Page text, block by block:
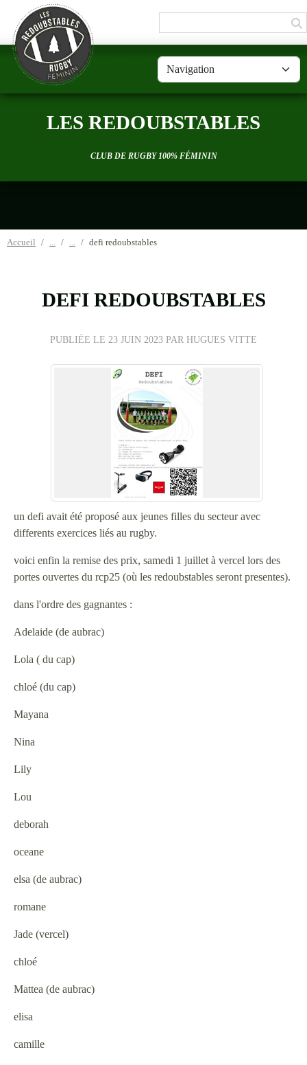
LES REDOUBSTABLES
CLUB DE RUGBY 100% FÉMININ
Accueil defi redoubstables
DEFI REDOUBSTABLES
PUBLIÉE LE 23 JUIN 2023 PAR HUGUES VITTE
un defi avait été proposé aux jeunes filles du secteur avec
differents exercices liés au rugby.
voici enfin la remise des prix, samedi 1 juillet à vercel lors des
portes ouvertes du rcp25 (où les redoubstables seront presentes).
dans l'ordre des gagnantes :
Adelaide (de aubrac)
Lola ( du cap)
chloé (du cap)
Mayana
Nina
Lily
Lou
deborah
oceane
elsa (de aubrac)
romane
Jade (vercel)
chloé
Mattea (de aubrac)
elisa
camille
Panneau de gestion des cookies